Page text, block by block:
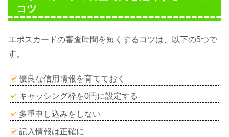
コツ
エポスカードの審査時間を短くするコツは、以下の5つで
す。
優良な信用情報を育てておく
キャッシング枠を0円に設定する
多重申し込みをしない
記入情報は正確に